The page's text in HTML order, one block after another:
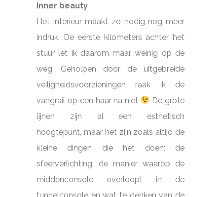
Inner beauty
Het interieur maakt zo nodig nog meer
indruk. De eerste kilometers achter het
stuur let ik daarom maar weinig op de
weg. Geholpen door de uitgebreide
veiligheidsvoorzieningen raak ik de
vangrail op een haar na niet
De grote
lijnen zijn al een esthetisch
hoogtepunt, maar het zijn zoals altijd de
kleine dingen
die het doen: de
sfeerverlichting, de manier waarop de
middenconsole overloopt in de